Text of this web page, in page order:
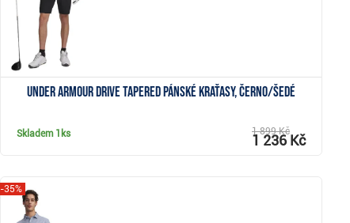
Under Armour Drive Tapered pánské kraťasy, černo/šedé
Skladem 1ks 1 899 Kč
1 236 Kč
-35%